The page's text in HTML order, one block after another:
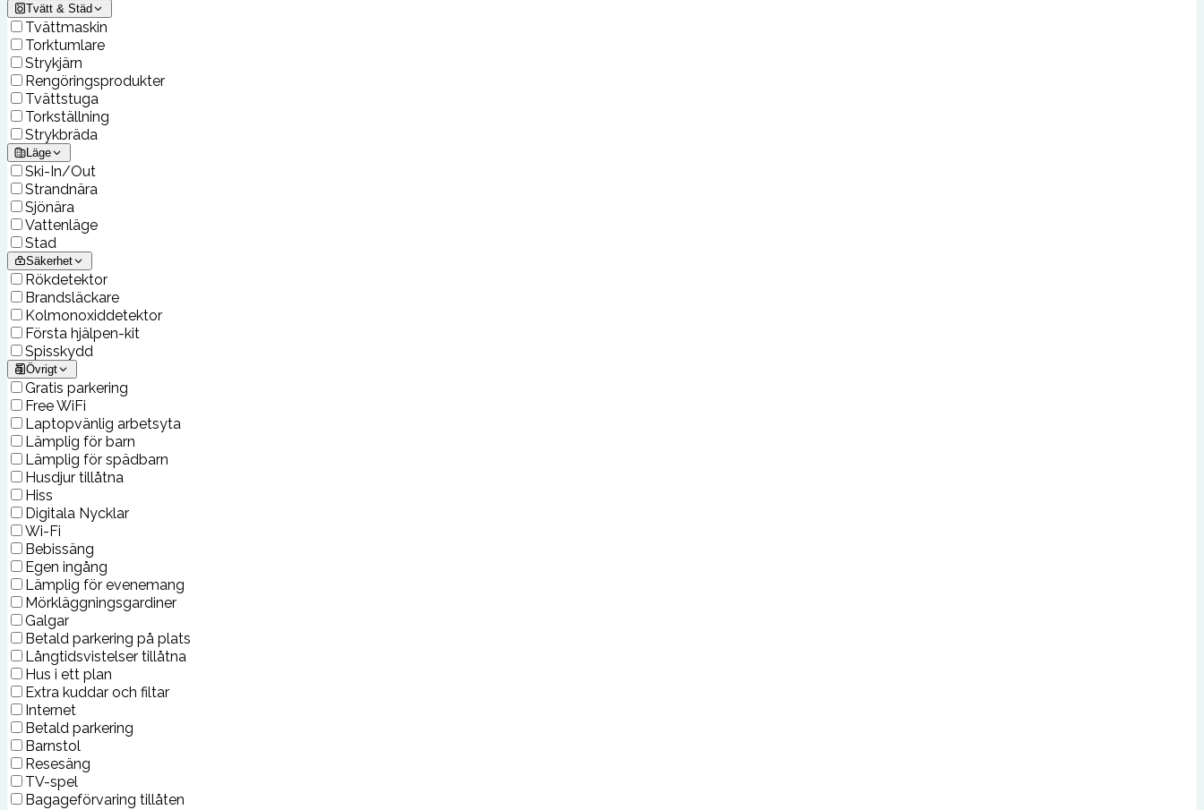
Tvätt & Städ
Tvättmaskin
Torktumlare
Strykjärn
Rengöringsprodukter
Tvättstuga
Torkställning
Strykbräda
Läge
Ski-In/Out
Strandnära
Sjönära
Vattenläge
Stad
Säkerhet
Rökdetektor
Brandsläckare
Kolmonoxiddetektor
Första hjälpen-kit
Spisskydd
Övrigt
Gratis parkering
Free WiFi
Laptopvänlig arbetsyta
Lämplig för barn
Lämplig för spädbarn
Husdjur tillåtna
Hiss
Digitala Nycklar
Wi-Fi
Bebissäng
Egen ingång
Lämplig för evenemang
Mörkläggningsgardiner
Galgar
Betald parkering på plats
Långtidsvistelser tillåtna
Hus i ett plan
Extra kuddar och filtar
Internet
Betald parkering
Barnstol
Resesäng
TV-spel
Bagageförvaring tillåten